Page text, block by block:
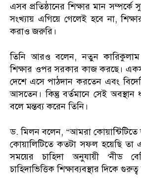
এসব প্রতিষ্ঠানের শিক্ষার মান সম্পর্কে
সংখ্যায় এগিয়ে গেলেই হবে না,
করাও জরুরি।
তিনি আরও বলেন, নতুন
শিক্ষার ওপর সরকার কাজ করছে।
দেশে এসে পাঠদান করতেন এবং
আসতেন। কিন্তু বর্তমানে সেই অবস্থান
বলে মন্তব্য করেন তিনি।
ড. মিলন বলেন, “আমরা কোয়ান্টিটিতে
কোয়ালিটিতে কতটা সফল হয়েছি তা
সময়ের চাহিদা অনুযায়ী ‘নীড
চাহিদাভিত্তিক শিক্ষাব্যবস্থার দিকে